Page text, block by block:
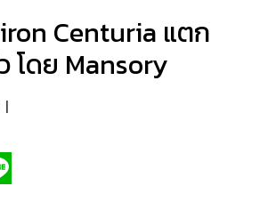
Centuria แตก
โดย Mansory
|